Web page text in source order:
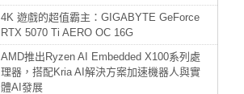
4K 遊戲的超值霸主：GIGABYTE GeForce
RTX 5070 Ti AERO OC 16G
AMD推出Ryzen AI Embedded X100系列處
理器，搭配Kria AI解決方案加速機器人與實
體AI發展